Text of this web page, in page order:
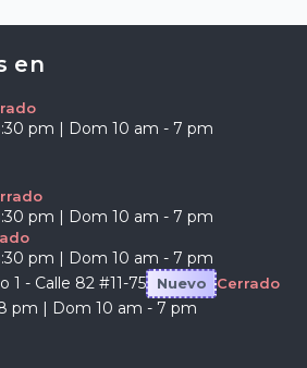
en
pm | Dom 10 am - 7 pm
pm | Dom 10 am - 7 pm
pm | Dom 10 am - 7 pm
1 - Calle 82 #11-75
Nuevo Cerrado
pm | Dom 10 am - 7 pm